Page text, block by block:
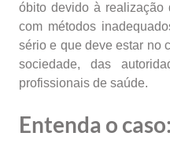
óbito devido à realização
com métodos
sério e que deve estar no
sociedade, das
profissionais de saúde.
Entenda o